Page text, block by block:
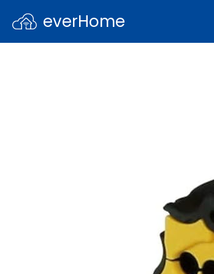
everHome